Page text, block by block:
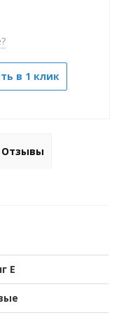
в 1 клик
Отзывы
Е